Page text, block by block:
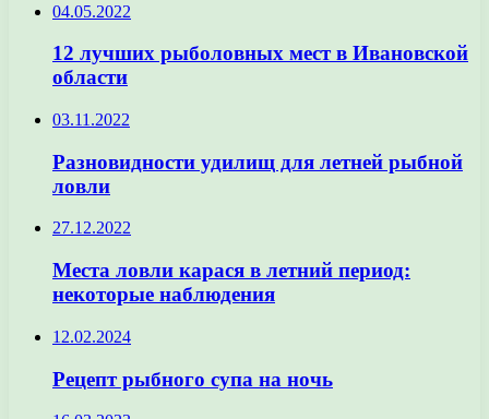
04.05.2022
12 лучших рыболовных мест в Ивановской
области
03.11.2022
Разновидности удилищ для летней рыбной
ловли
27.12.2022
Места ловли карася в летний период:
некоторые наблюдения
12.02.2024
Рецепт рыбного супа на ночь